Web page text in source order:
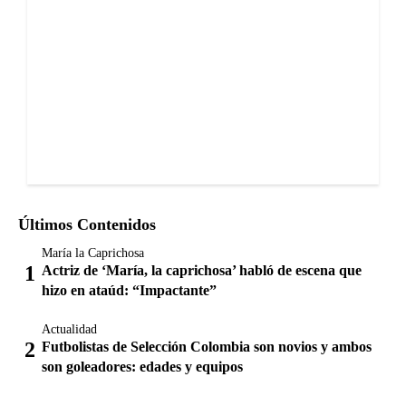
Últimos Contenidos
María la Caprichosa
Actriz de ‘María, la caprichosa’ habló de escena que
hizo en ataúd: “Impactante”
Actualidad
Futbolistas de Selección Colombia son novios y ambos
son goleadores: edades y equipos